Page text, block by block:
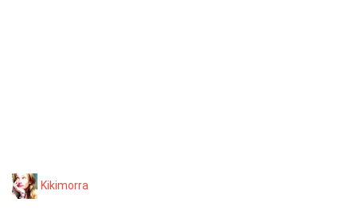
Kikimorra